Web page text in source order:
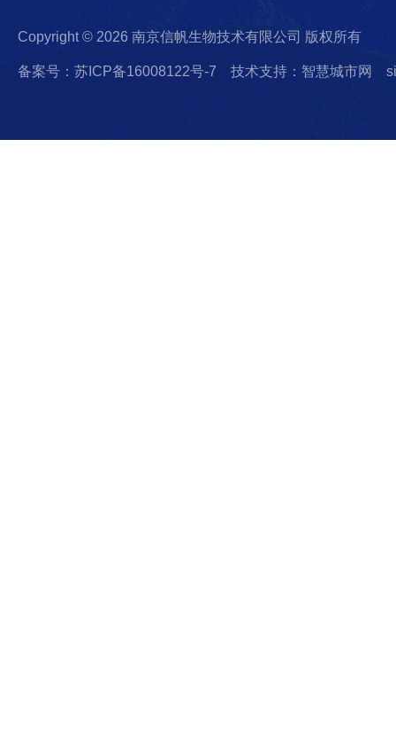
Copyright © 2026 南京信帆生物技术有限公司 版权所有
备案号：苏ICP备16008122号-7 技术支持：智慧城市网